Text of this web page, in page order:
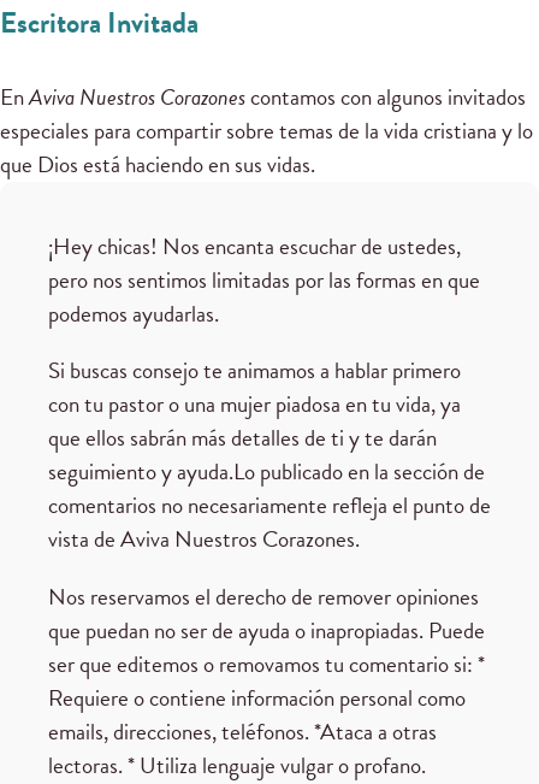
Escritora Invitada
EnAviva Nuestros Corazonescontamos con algunos invitados
especiales para compartir sobre temas de la vida cristiana y lo
que Dios está haciendo en sus vidas.
¡Hey chicas! Nos encanta escuchar de ustedes,
pero nos sentimos limitadas por las formas en que
podemos ayudarlas.
Si buscas consejo te animamos a hablar primero
con tu pastor o una mujer piadosa en tu vida, ya
que ellos sabrán más detalles de ti y te darán
seguimiento y ayuda.Lo publicado en la sección de
comentarios no necesariamente refleja el punto de
vista de Aviva Nuestros Corazones.
Nos reservamos el derecho de remover opiniones
que puedan no ser de ayuda o inapropiadas. Puede
ser que editemos o removamos tu comentario si: *
Requiere o contiene información personal como
emails, direcciones, teléfonos. *Ataca a otras
lectoras. * Utiliza lenguaje vulgar o profano.